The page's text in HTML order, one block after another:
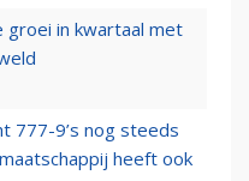
groei in kwartaal met
777-9’s nog steeds
heeft ook